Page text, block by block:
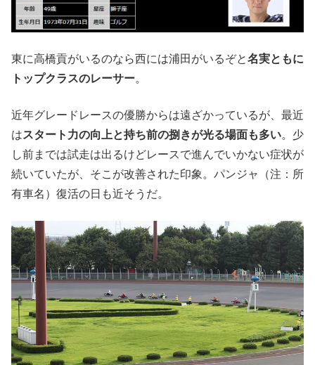
東に高橋貢がいるのなら西には浦田がいるぞと名実ともに
トップクラスのレーサー。
近年グレードレースの優勝からは遠ざかっているが、最近
はスタート力の向上と持ち前の捌きが光る場面も多い。少
し前までは試走は出るけどレースで進んでいかない症状が
続いていたが、そこが改善された印象。パンジャ（注：所
有車名）復活の日も近そうだ。